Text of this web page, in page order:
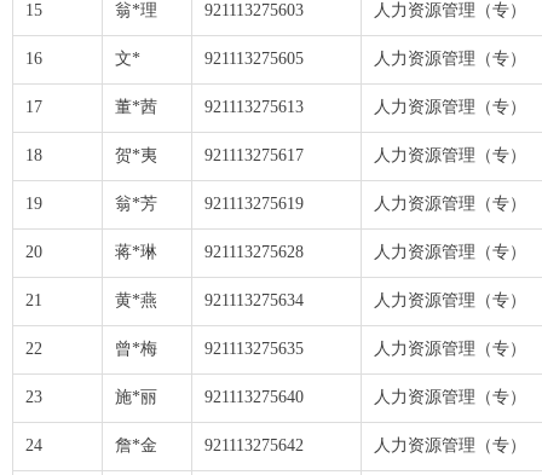
15 翁*理 921113275603 人力资源管理（专）
16 文* 921113275605 人力资源管理（专）
17 董*茜 921113275613 人力资源管理（专）
18 贺*夷 921113275617 人力资源管理（专）
19 翁*芳 921113275619 人力资源管理（专）
20 蒋*琳 921113275628 人力资源管理（专）
21 黄*燕 921113275634 人力资源管理（专）
22 曾*梅 921113275635 人力资源管理（专）
23 施*丽 921113275640 人力资源管理（专）
24 詹*金 921113275642 人力资源管理（专）